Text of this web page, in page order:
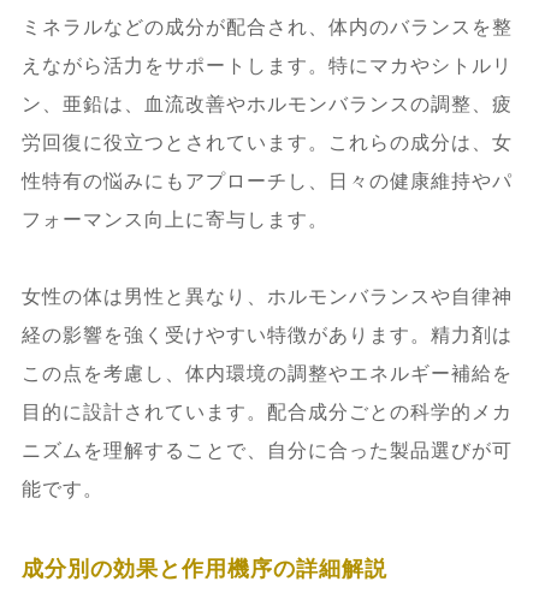
ミネラルなどの成分が配合され、体内のバランスを整
えながら活力をサポートします。特にマカやシトルリ
ン、亜鉛は、血流改善やホルモンバランスの調整、疲
労回復に役立つとされています。これらの成分は、女
性特有の悩みにもアプローチし、日々の健康維持やパ
フォーマンス向上に寄与します。
女性の体は男性と異なり、ホルモンバランスや自律神
経の影響を強く受けやすい特徴があります。精力剤は
この点を考慮し、体内環境の調整やエネルギー補給を
目的に設計されています。配合成分ごとの科学的メカ
ニズムを理解することで、自分に合った製品選びが可
能です。
成分別の効果と作用機序の詳細解説